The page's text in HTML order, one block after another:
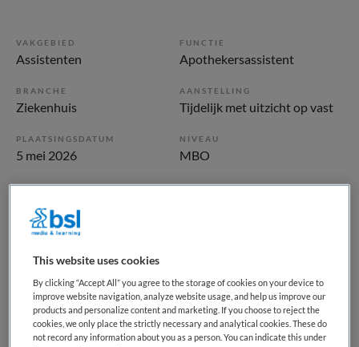
VAKGEBIED
Assistenten
FUNCTIE
Apothekersassistent
BRANCHE
Ziekenhuis
AANSTELLING
Tijdelijk met uitzicht op vast
PLAATSINGSDATUM
5 mei 2026
NIVEAU
MBO
ERVARING DIENSTVERBAND
Vacature niet beschikbaar
Deze vacature Apothekersassistent Bereidingen bij
Meander Medisch Centrum is niet meer actueel. Hieronder
staan enkele vergelijkbare vacatures die voor u wellicht
This website uses cookies
By clicking “Accept All” you agree to the storage of cookies on your device to
improve website navigation, analyze website usage, and help us improve our
products and personalize content and marketing. If you choose to reject the
cookies, we only place the strictly necessary and analytical cookies. These do
not record any information about you as a person. You can indicate this under